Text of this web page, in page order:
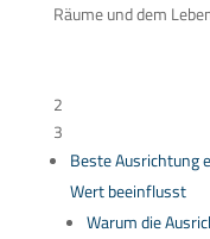
Räume und dem
2
3
Beste Ausrichtung
Wert beeinflusst
Warum die